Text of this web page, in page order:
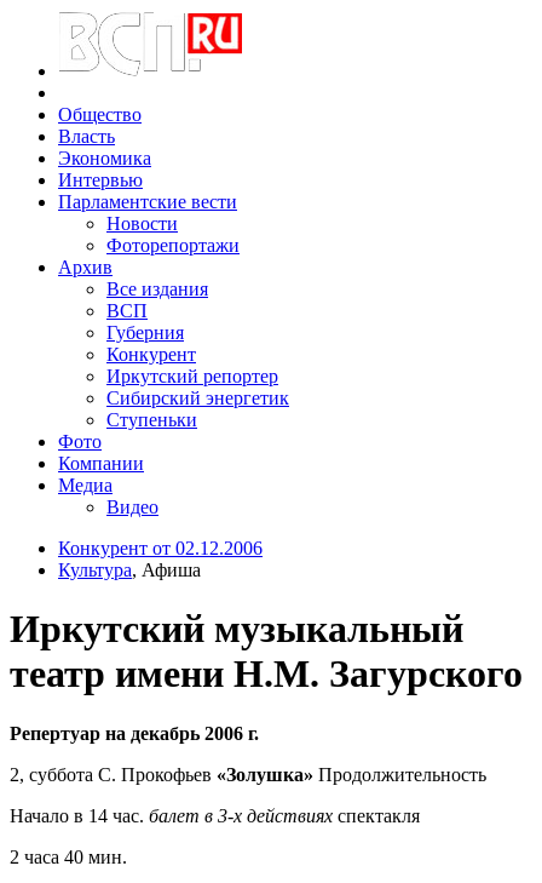
Общество
Власть
Экономика
Интервью
Парламентские вести
Новости
Фоторепортажи
Архив
Все издания
ВСП
Губерния
Конкурент
Иркутский репортер
Сибирский энергетик
Ступеньки
Фото
Компании
Медиа
Видео
Конкурент от 02.12.2006
Культура, Афиша
Иркутский музыкальный
театр имени Н.М. Загурского
Репертуар на декабрь 2006 г.
2, суббота С. Прокофьев «Золушка» Продолжительность
Начало в 14 час. балет в 3-х действиях спектакля
2 часа 40 мин.